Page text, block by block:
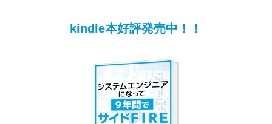
kindle本好評発売中！！